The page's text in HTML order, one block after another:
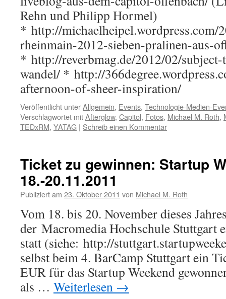
Rehn und Philipp Hormel)
* http://michaelheipel.wordpress.com/
rheinmain-2012-sieben-pralinen-aus-
* http://reverbmag.de/2012/02/
wandel/ * http://
afternoon-of-sheer-inspiration/
Veröffentlicht unterAllgemein, Events, Technologie-Medien-
Verschlagwortet mitAfterglow, Capitol, Fotos, Michael M. Roth,
TEDxRM, YATAG | Schreib einen Kommentar
Ticket zu gewinnen: Startup
18.-20.11.2011
Publiziert am 23. Oktober 2011 von Michael M. Roth
Vom 18. bis 20. November dieses
der Macromedia Hochschule Stuttgart
statt (siehe: http://
selbst beim 4. BarCamp Stuttgart ein
EUR für das Startup Weekend
als … Weiterlesen →